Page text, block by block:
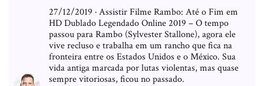
27/12/2019 · Assistir Filme Rambo: Até o Fim em
HD Dublado Legendado Online 2019 – O tempo
passou para Rambo (Sylvester Stallone), agora ele
vive recluso e trabalha em um rancho que fica na
fronteira entre os Estados Unidos e o México. Sua
vida antiga marcada por lutas violentas, mas quase
sempre vitoriosas, ficou no passado.